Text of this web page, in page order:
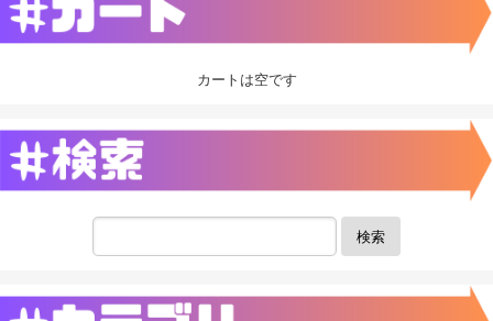
カートは空です
検索